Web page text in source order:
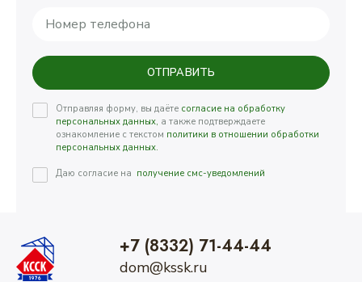
ОТПРАВИТЬ
Отправляя форму, вы даёте согласие на обработку
персональных данных, а также подтверждаете
ознакомление с текстом политики в отношении обработки
персональных данных.
Даю согласие на получение смс-уведомлений
+7 (8332) 71-44-44
dom@kssk.ru